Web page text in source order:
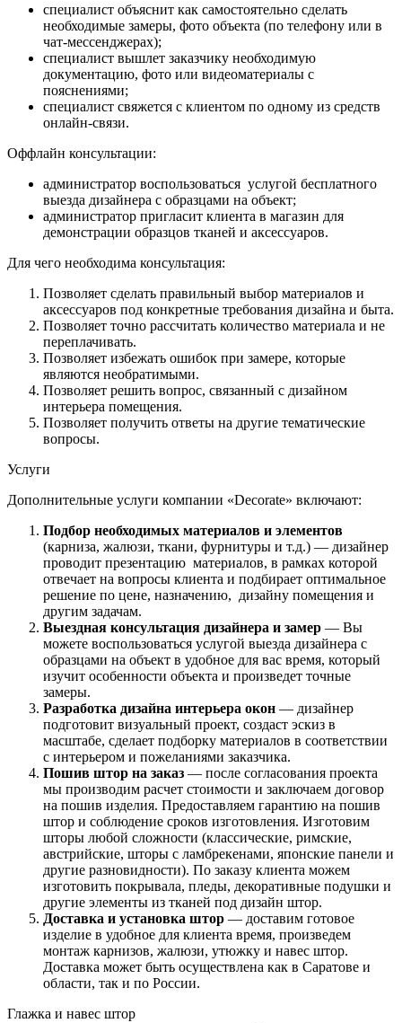
специалист объяснит как самостоятельно сделать
необходимые замеры, фото объекта (по телефону или в
чат-мессенджерах);
специалист вышлет заказчику необходимую
документацию, фото или видеоматериалы с
пояснениями;
специалист свяжется с клиентом по одному из средств
онлайн-связи.
Оффлайн консультации:
администратор воспользоваться услугой бесплатного
выезда дизайнера с образцами на объект;
администратор пригласит клиента в магазин для
демонстрации образцов тканей и аксессуаров.
Для чего необходима консультация:
Позволяет сделать правильный выбор материалов и
аксессуаров под конкретные требования дизайна и быта.
Позволяет точно рассчитать количество материала и не
переплачивать.
Позволяет избежать ошибок при замере, которые
являются необратимыми.
Позволяет решить вопрос, связанный с дизайном
интерьера помещения.
Позволяет получить ответы на другие тематические
вопросы.
Услуги
Дополнительные услуги компании «Decorate» включают:
Подбор необходимых материалов и элементов
(карниза, жалюзи, ткани, фурнитуры и т.д.) — дизайнер
проводит презентацию материалов, в рамках которой
отвечает на вопросы клиента и подбирает оптимальное
решение по цене, назначению, дизайну помещения и
другим задачам.
Выездная консультация дизайнера и замер — Вы
можете воспользоваться услугой выезда дизайнера с
образцами на объект в удобное для вас время, который
изучит особенности объекта и произведет точные
замеры.
Разработка дизайна интерьера окон — дизайнер
подготовит визуальный проект, создаст эскиз в
масштабе, сделает подборку материалов в соответствии
с интерьером и пожеланиями заказчика.
Пошив штор на заказ — после согласования проекта
мы производим расчет стоимости и заключаем договор
на пошив изделия. Предоставляем гарантию на пошив
штор и соблюдение сроков изготовления. Изготовим
шторы любой сложности (классические, римские,
австрийские, шторы с ламбрекенами, японские панели и
другие разновидности). По заказу клиента можем
изготовить покрывала, пледы, декоративные подушки и
другие элементы из тканей под дизайн штор.
Доставка и установка штор — доставим готовое
изделие в удобное для клиента время, произведем
монтаж карнизов, жалюзи, утюжку и навес штор.
Доставка может быть осуществлена как в Саратове и
области, так и по России.
Глажка и навес штор